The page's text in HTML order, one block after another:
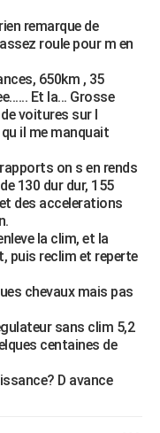
remarque de
roule pour m en
650km , 35
Et la... Grosse
voitures sur l
il me manquait
on s en rends
130 dur dur, 155
des accelerations
la clim, et la
puis reclim et reperte
chevaux mais pas
sans clim 5,2
centaines de
D avance